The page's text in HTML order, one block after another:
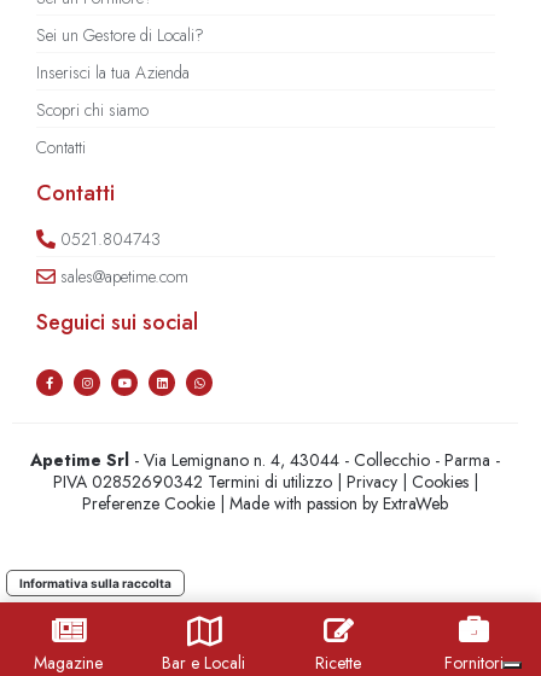
Magazine Bar e Locali Ricette Fornitori
Sei un Gestore di Locali?
Inserisci la tua Azienda
Scopri chi siamo
Contatti
Contatti
0521.804743
sales@apetime.com
Seguici sui social
Apetime Srl - Via Lemignano n. 4, 43044 - Collecchio - Parma -
PIVA 02852690342 Termini di utilizzo| Privacy| Cookies|
Preferenze Cookie | Made with passion byExtraWeb
Informativa sulla raccolta